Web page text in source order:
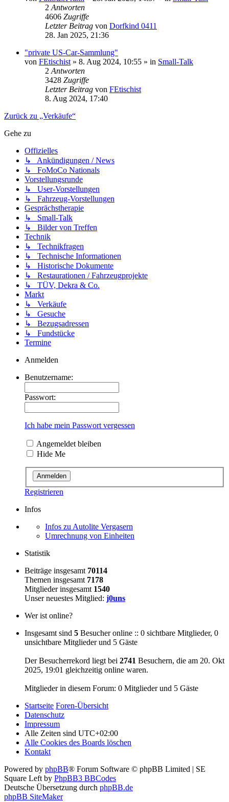
2 Antworten
4606 Zugriffe
Letzter Beitrag von Dorfkind 0411
28. Jan 2025, 21:36
"private US-Car-Sammlung"
von FEtischist » 8. Aug 2024, 10:55 » in Small-Talk
2 Antworten
3428 Zugriffe
Letzter Beitrag von FEtischist
8. Aug 2024, 17:40
Zurück zu „Verkäufe“
Gehe zu
Offizielles
↳ Ankündigungen / News
↳ FoMoCo Nationals
Vorstellungsrunde
↳ User-Vorstellungen
↳ Fahrzeug-Vorstellungen
Gesprächstherapie
↳ Small-Talk
↳ Bilder von Treffen
Technik
↳ Technikfragen
↳ Technische Informationen
↳ Historische Dokumente
↳ Restaurationen / Fahrzeugprojekte
↳ TÜV, Dekra & Co.
Markt
↳ Verkäufe
↳ Gesuche
↳ Bezugsadressen
↳ Fundstücke
Termine
Anmelden
Benutzername:
Passwort:
Ich habe mein Passwort vergessen
Angemeldet bleiben
Hide Me
Registrieren
Infos
Infos zu Autolite Vergasern
Umrechnung von Einheiten
Statistik
Beiträge insgesamt 70114
Themen insgesamt 7178
Mitglieder insgesamt 1540
Unser neuestes Mitglied: j0uns
Wer ist online?
Insgesamt sind 5 Besucher online :: 0 sichtbare Mitglieder, 0
unsichtbare Mitglieder und 5 Gäste
Der Besucherrekord liegt bei 2741 Besuchern, die am 20. Okt
2025, 19:01 gleichzeitig online waren.
Mitglieder in diesem Forum: 0 Mitglieder und 5 Gäste
Startseite Foren-Übersicht
Datenschutz
Impressum
Alle Zeiten sind UTC+02:00
Alle Cookies des Boards löschen
Kontakt
Powered by phpBB® Forum Software © phpBB Limited | SE
Square Left by PhpBB3 BBCodes
Deutsche Übersetzung durch phpBB.de
phpBB SiteMaker